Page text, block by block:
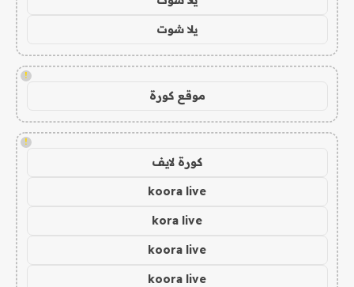
يلا شوت
!
موقع كورة
!
كورة لايف
koora live
kora live
koora live
koora live